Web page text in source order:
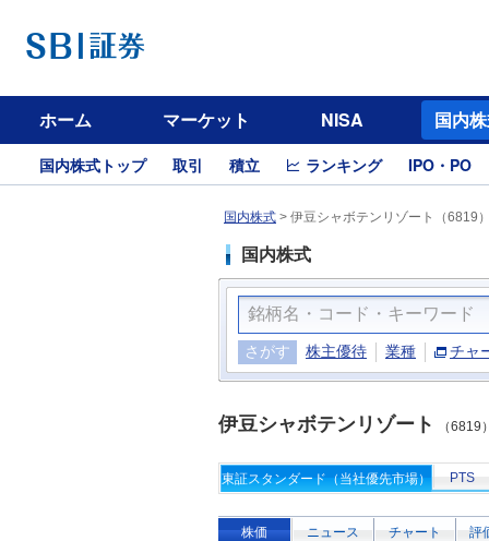
ホーム マーケット NISA 国内
国内株式トップ 取引 積立 ランキング IPO・PO
国内株式 > 伊豆シャボテンリゾート（6819
国内株式
さがす 株主優待 業種 チャ
伊豆シャボテンリゾート （6819
東証スタンダード（当社優先市場） PTS
株価 ニュース チャート 評